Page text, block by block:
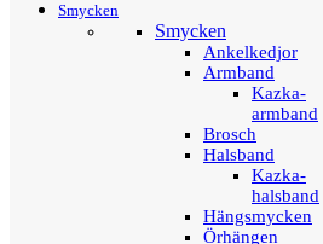
Smycken
Smycken
Ankelkedjor
Armband
Kazka-
armband
Brosch
Halsband
Kazka-
halsband
Hängsmycken
Örhängen